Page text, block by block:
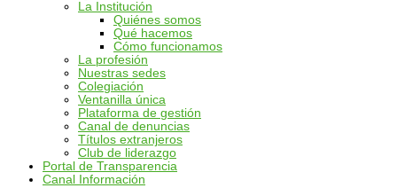
La Institución
Quiénes somos
Qué hacemos
Cómo funcionamos
La profesión
Nuestras sedes
Colegiación
Ventanilla única
Plataforma de gestión
Canal de denuncias
Títulos extranjeros
Club de liderazgo
Portal de Transparencia
Canal Información